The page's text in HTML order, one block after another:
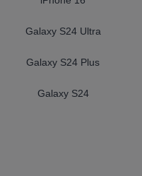
Galaxy S24 Ultra
Galaxy S24 Plus
Galaxy S24